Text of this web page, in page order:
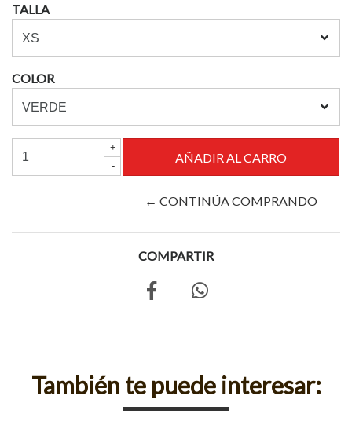
TALLA
COLOR
+
-
← CONTINÚA COMPRANDO
COMPARTIR
También te puede interesar: